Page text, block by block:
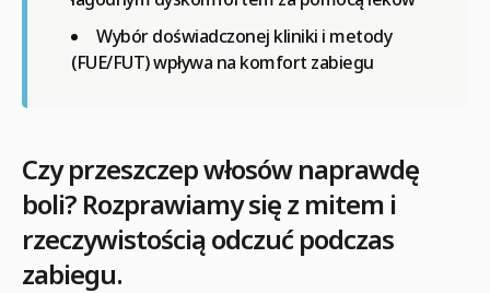
Wybór doświadczonej kliniki i metody
(FUE/FUT) wpływa na komfort zabiegu
Czy przeszczep włosów naprawdę
boli? Rozprawiamy się z mitem i
rzeczywistością odczuć podczas
zabiegu.